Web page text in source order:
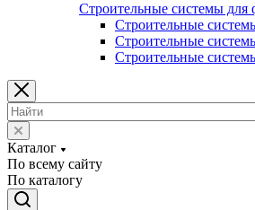
Строительные системы для
Строительные
Строительные
Строительные
Каталог
По всему сайту
По каталогу